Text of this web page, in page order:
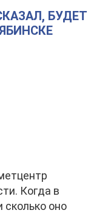
БУДЕТ
Когда в
сколько оно